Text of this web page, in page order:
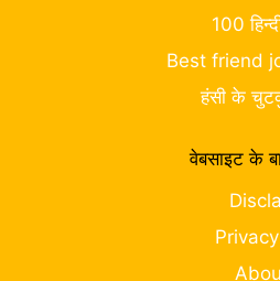
100
Best friend
हंसी के
वेबसाइट के